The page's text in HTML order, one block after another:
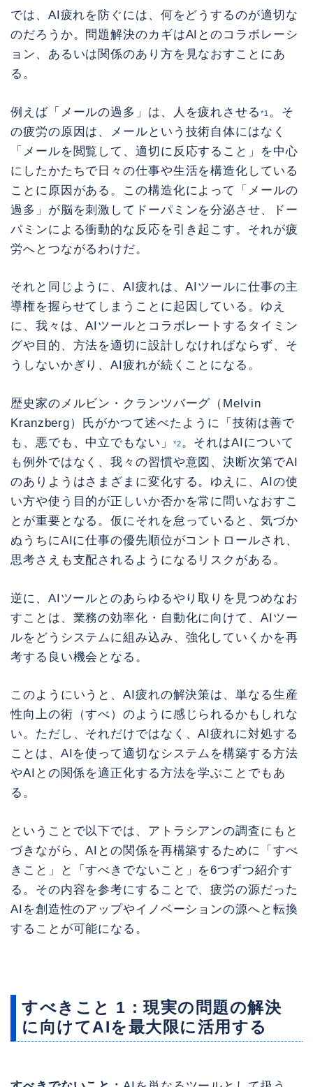
では、AI疲れを防ぐには、何をどうするのが適切な
のだろうか。問題解決のカギはAIとのコラボレーシ
ョン、あるいは関係のあり方を見なおすことにあ
る。
例えば「メールの過多」は、人を疲れさせる *1 。そ
の疲労の原因は、メールという技術自体にはなく
「メールを閲覧して、適切に反応すること」を中心
にしたかたちで日々の仕事や生活を構造化している
ことに原因がある。この構造化によって「メールの
過多」が脳を刺激してドーパミンを分泌させ、ドー
パミンによる衝動的な反応を引き起こす。それが疲
労へとつながるわけだ。
それと同じように、AI疲れは、AIツールに仕事の主
導権を握らせてしまうことに起因している。ゆえ
に、我々は、AIツールとコラボレートするタイミン
グや目的、方法を適切に設計しなければならず、そ
うしないかぎり、AI疲れが続くことになる。
歴史家のメルビン・クランツバーグ（Melvin
Kranzberg）氏がかつて述べたように「技術は善で
も、悪でも、中立でもない」
*2。それはAIについて
も例外ではなく、我々の習慣や意図、決断次第でAI
のありようはさまざまに変化する。ゆえに、AIの使
い方や使う目的が正しいか否かを常に問いなおすこ
とが重要となる。仮にそれを怠っていると、気づか
ぬうちにAIに仕事の優先順位がコントロールされ、
思考さえも支配されるようになるリスクがある。
逆に、AIツールとのあらゆるやり取りを見つめなお
すことは、業務の効率化・自動化に向けて、AIツー
ルをどうシステムに組み込み、強化していくかを再
考する良い機会となる。
このようにいうと、AI疲れの解決策は、単なる生産
性向上の術（すべ）のように感じられるかもしれな
い。ただし、それだけではなく、AI疲れに対処する
ことは、AIを使って適切なシステムを構築する方法
やAIとの関係を適正化する方法を学ぶことでもあ
る。
ということで以下では、アトラシアンの調査にもと
づきながら、AIとの関係を再構築するために「すべ
きこと」と「すべきでないこと」を6つずつ紹介す
る。その内容を参考にすることで、疲労の源だった
AIを創造性のアップやイノベーションの源へと転換
することが可能になる。
すべきこと 1：現実の問題の解決
に向けてAIを最大限に活用する